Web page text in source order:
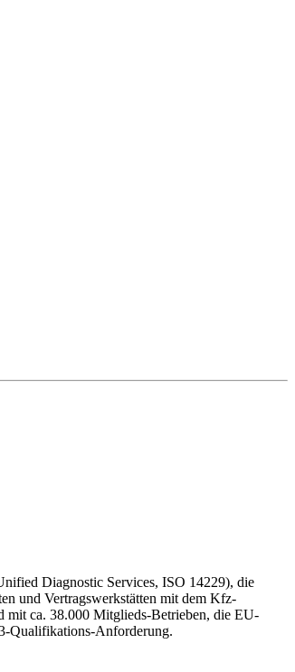
Diagnostic Services, ISO 14229), die
und Vertrags­werkstätten mit dem Kfz-
mit ca. 38.000 Mitglieds-Betrieben, die EU-
Qualifikations-Anforderung.